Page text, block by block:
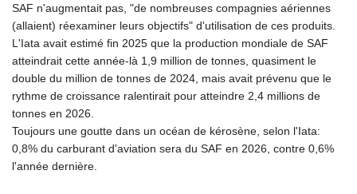
SAF n'augmentait pas, "de nombreuses compagnies aériennes
(allaient) réexaminer leurs objectifs" d'utilisation de ces produits.
L'Iata avait estimé fin 2025 que la production mondiale de SAF
atteindrait cette année-là 1,9 million de tonnes, quasiment le
double du million de tonnes de 2024, mais avait prévenu que le
rythme de croissance ralentirait pour atteindre 2,4 millions de
tonnes en 2026.
Toujours une goutte dans un océan de kérosène, selon l'Iata:
0,8% du carburant d'aviation sera du SAF en 2026, contre 0,6%
l'année dernière.